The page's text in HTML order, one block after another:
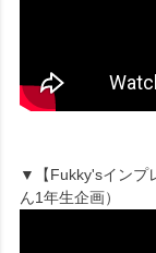
▼【Fukky'sインプ
ん1年生企画）